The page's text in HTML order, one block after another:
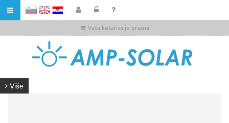
Vaša košarica je prazna
Više